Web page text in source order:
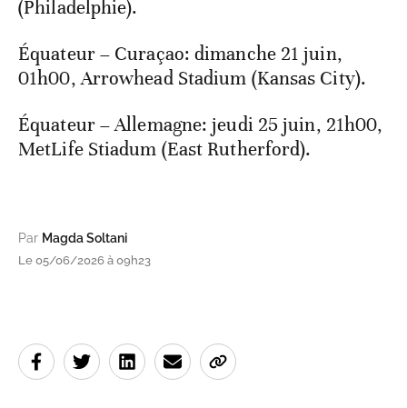
(Philadelphie).
Équateur – Curaçao: dimanche 21 juin,
01h00, Arrowhead Stadium (Kansas City).
Équateur – Allemagne: jeudi 25 juin, 21h00,
MetLife Stiadum (East Rutherford).
Par Magda Soltani
Le 05/06/2026 à 09h23